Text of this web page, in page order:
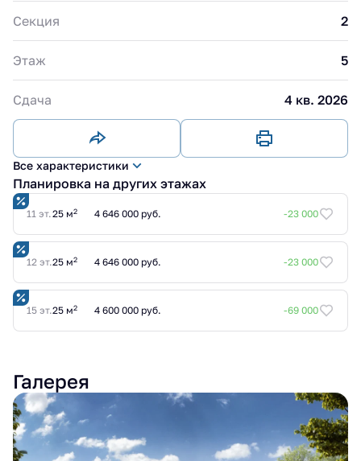
Секция 2
Этаж 5
Сдача 4 кв. 2026
Все характеристики
Планировка на других этажах
11 эт.25 м2 4 646 000 руб. -23 000
12 эт.25 м2 4 646 000 руб. -23 000
15 эт.25 м2 4 600 000 руб. -69 000
Галерея